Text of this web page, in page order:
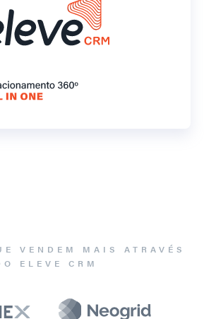
VENDEM MAIS ATRAVÉS
ELEVE CRM